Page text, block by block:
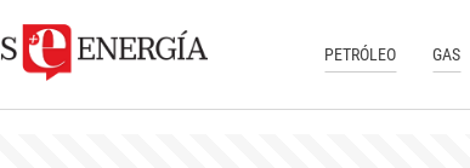
PETRÓLEO GAS